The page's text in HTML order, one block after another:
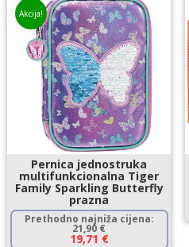
Pernica jednostruka
multifunkcionalna Tiger
Family Sparkling Butterfly
prazna
Prethodno najniža cijena:
21,90 €
19,71 €
Akcija!